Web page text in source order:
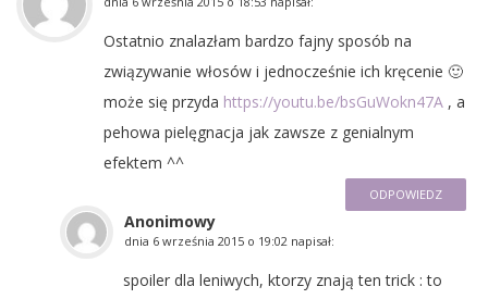
Ostatnio znalazłam bardzo fajny sposób na
związywanie włosów i jednocześnie ich kręcenie 🙂
może się przyda https://youtu.be/bsGuWokn47A , a
pehowa pielęgnacja jak zawsze z genialnym
efektem ^^
ODPOWIEDZ
Anonimowy
dnia 6 września 2015 o 19:02 napisał:
spoiler dla leniwych, ktorzy znają ten trick : to